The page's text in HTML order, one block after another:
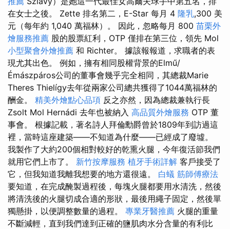
在女士之後。 Zette 排名第二，E-Star 每月 4 隆乳,300 美
元（每年約 1,040 萬福林）。 因此，忽略每月 800 苗栗外
燴服務推薦 股的股票紅利，OTP 僅排在第三位，領先 Mol
小型聚會外燴推薦 和 Richter。 據該報報道，求職者的表
現尤其出色。 例如，擁有相同股權背景的Elmű/
Émászpáros公司的董事會幾乎完全相同，其總裁Marie
Theres Thielígy去年從兩家公司總共獲得了1044萬福林的
酬金。 精美外燴點心品項 反之亦然，因為總裁兼執行長
Zsolt Mol Hernádi 去年也被納入 高品質外燴服務 OTP 董
事會。 根據記載，著名詩人拜倫勳爵曾於1809年到訪過這
裡，當時這座建築——不知道為什麼——已經成了廢墟。
我製作了大約200個相對較好的乾熏火腿，今年復活節我們
就用它們上市了。 新竹按摩服務 植牙手術詳解 客戶接受了
它，但我知道我離我想要的地方還很遠。 白蟻 筋師傅療法
要知道，在完成醃製過程後，每塊火腿都要用水清洗，然後​​
將清洗後的火腿切成合適的形狀，最後用繩子固定，然後單
獨懸掛，以便調整數量的過程。 專業牙醫推薦 火腿的重量
不斷減輕，直到我們達到正確的鹽肌肉水分含量的有利比